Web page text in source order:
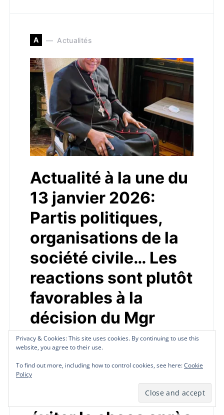
A Actualités
Actualité à la une du
13 janvier 2026:
Partis politiques,
organisations de la
société civile… Les
reactions sont plutôt
favorables à la
décision du Mgr
Pierre André Dumas
d’accepter de
conduire la
médiation pour
Privacy & Cookies: This site uses cookies. By continuing to use this
website, you agree to their use.
To find out more, including how to control cookies, see here:Cookie
Policy
Privacy & Cookies: This site uses cookies. By continuing to use this
website, you agree to their use.
To find out more, including how to control cookies, see here:Cookie
Policy
Privacy & Cookies: This site uses cookies. By continuing to use this
website, you agree to their use.
To find out more, including how to control cookies, see here:Cookie
Policy